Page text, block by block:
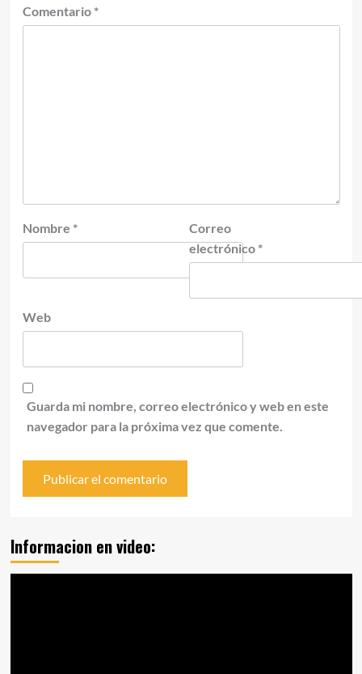
Comentario *
Nombre *
Correo
electrónico *
Web
Guarda mi nombre, correo electrónico y web en este
navegador para la próxima vez que comente.
Informacion en video: